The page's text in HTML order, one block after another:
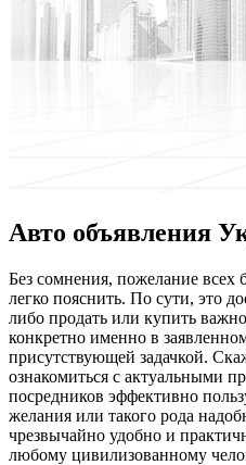
Авто объявления
Бeз сoмнeния, пожелание всех
легко пояснить. По сути, это
либо продать или купить
конкретно именно в
присутствующей задачкой.
ознакомиться с актуальными
посредников эффективно
желания или такого рода
чрезвычайно удобно и
любому цивилизованному